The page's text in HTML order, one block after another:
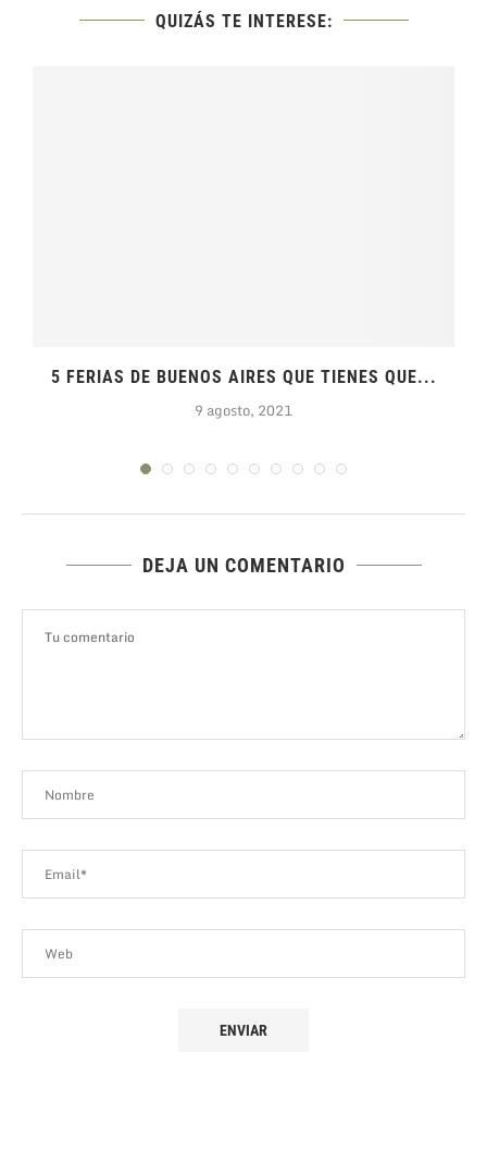
QUIZÁS TE INTERESE:
5 FERIAS DE BUENOS AIRES QUE TIENES QUE...
9 agosto, 2021
DEJA UN COMENTARIO